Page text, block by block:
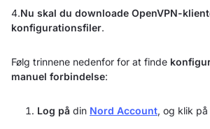
4.Nu skal du downloade OpenVPN-
konfigurationsfiler.
Følg trinnene nedenfor for at finde
manuel forbindelse:
Log på din Nord Account, og klik på